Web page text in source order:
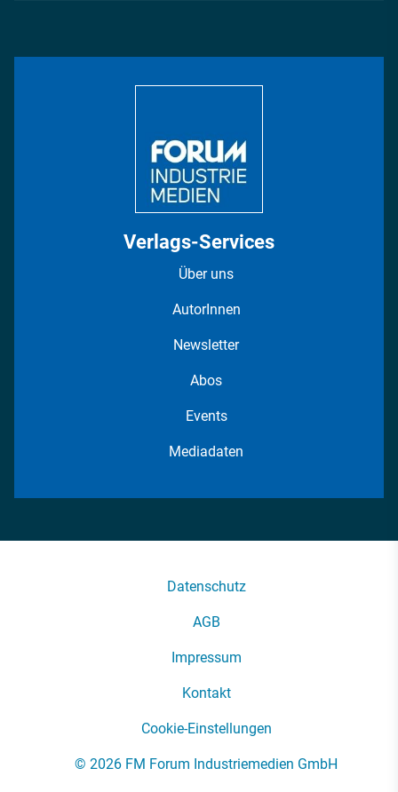
Verlags-Services
Über uns
AutorInnen
Newsletter
Abos
Events
Mediadaten
Datenschutz
AGB
Impressum
Kontakt
Cookie-Einstellungen
© 2026 FM Forum Industriemedien GmbH